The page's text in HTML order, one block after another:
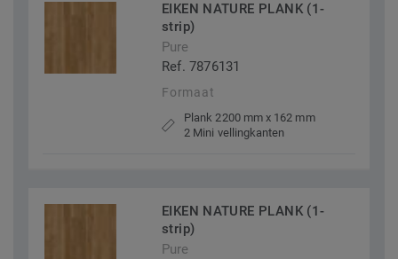
EIKEN NATURE PLANK (1-
strip)
Pure
Ref. 7876131
Formaat
Plank 2200 mm x 162 mm
2 Mini vellingkanten
EIKEN NATURE PLANK (1-
strip)
Pure